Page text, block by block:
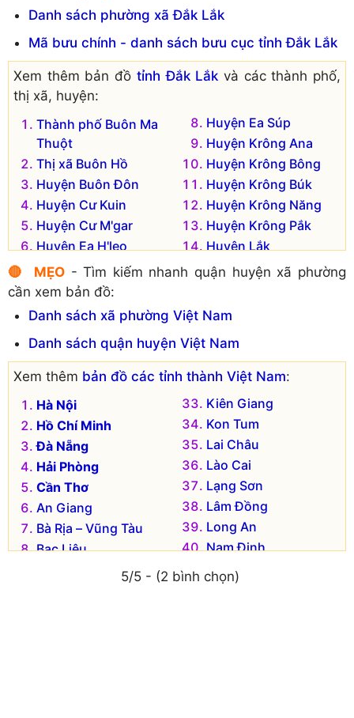
Danh sách phường xã Đắk Lắk
Mã bưu chính - danh sách bưu cục tỉnh Đắk Lắk
Xem thêm bản đồ tỉnh Đắk Lắk và các thành phố,
thị xã, huyện:
Thành phố Buôn Ma
Thuột
Thị xã Buôn Hồ
Huyện Buôn Đôn
Huyện Cư Kuin
Huyện Cư M'gar
Huyện Ea H'leo
Huyện Ea Kar
Huyện Ea Súp
Huyện Krông Ana
Huyện Krông Bông
Huyện Krông Búk
Huyện Krông Năng
Huyện Krông Pắk
Huyện Lắk
Huyện M'Drắk
🔴 MẸO- Tìm kiếm nhanh quận huyện xã phường
cần xem bản đồ:
Danh sách xã phường Việt Nam
Danh sách quận huyện Việt Nam
Xem thêm bản đồ các tỉnh thành Việt Nam:
Hà Nội
Hồ Chí Minh
Đà Nẵng
Hải Phòng
Cần Thơ
An Giang
Bà Rịa – Vũng Tàu
Bạc Liêu
Kiên Giang
Kon Tum
Lai Châu
Lào Cai
Lạng Sơn
Lâm Đồng
Long An
Nam Định
Nghệ An
Ninh Bình
5/5 - (2 bình chọn)